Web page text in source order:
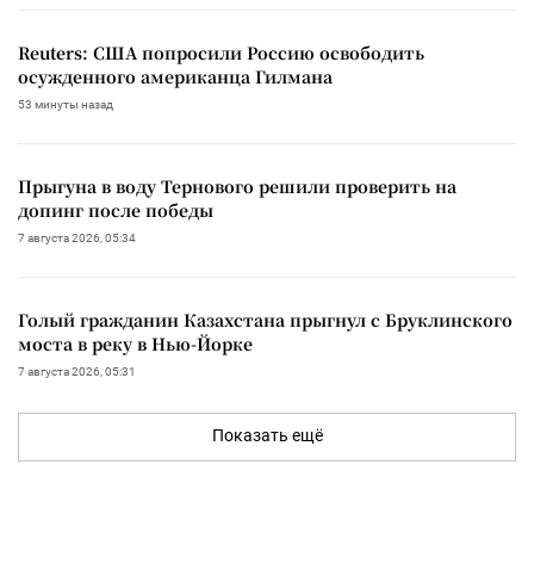
Reuters: США попросили Россию освободить
осужденного американца Гилмана
53 минуты назад
Прыгуна в воду Тернового решили проверить на
допинг после победы
7 августа 2026, 05:34
Голый гражданин Казахстана прыгнул с Бруклинского
моста в реку в Нью-Йорке
7 августа 2026, 05:31
Показать ещё